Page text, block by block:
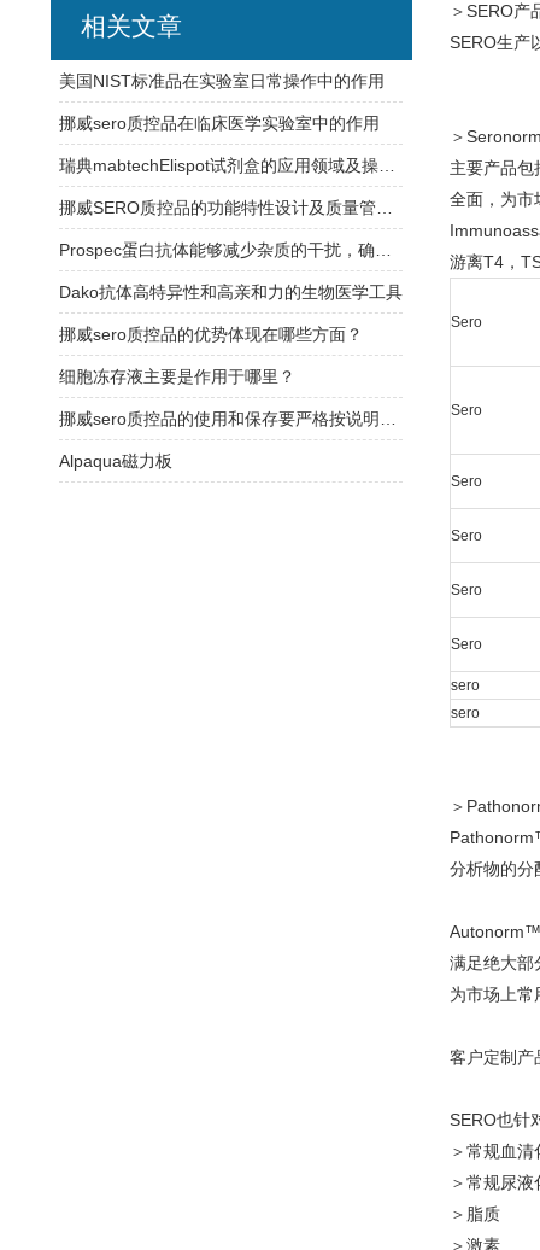
＞SERO产
SERO生产
＞
主要产品包
全面，为市
游离T4，
Sero
Sero
Sero
Sero
Sero
Sero
sero
sero
＞
分析物的分
Autonorm™
满足绝大部
为市场上常
客户定制产
SERO也针
＞常规血
＞常规尿液
＞脂质
＞激素
相关文章
美国NIST标准品在实验室日常操作中的作用
挪威sero质控品在临床医学实验室中的作用
Dako抗体高特异性和高亲和力的生物医学工具
挪威sero质控品的优势体现在哪些方面？
细胞冻存液主要是作用于哪里？
Alpaqua磁力板